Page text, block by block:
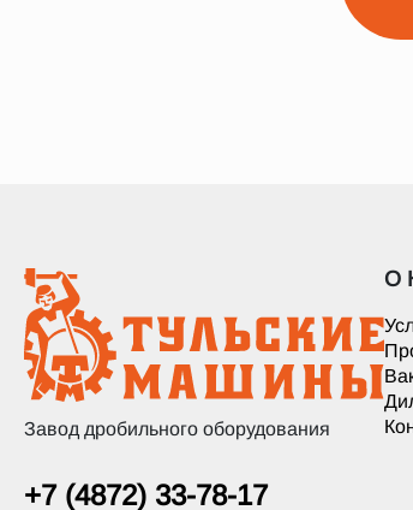
Завод дробильного оборудования
+7 (4872) 33-78-17
О